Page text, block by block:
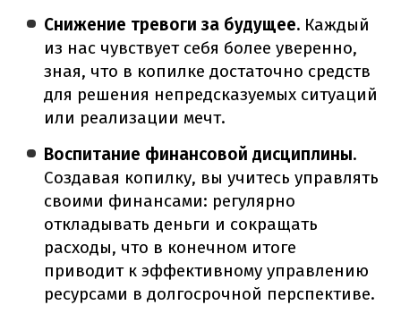
Снижение тревоги за будущее. Каждый
из нас чувствует себя более уверенно,
зная, что в копилке достаточно средств
для решения непредсказуемых ситуаций
или реализации мечт.
Воспитание финансовой дисциплины.
Создавая копилку, вы учитесь управлять
своими финансами: регулярно
откладывать деньги и сокращать
расходы, что в конечном итоге
приводит к эффективному управлению
ресурсами в долгосрочной перспективе.